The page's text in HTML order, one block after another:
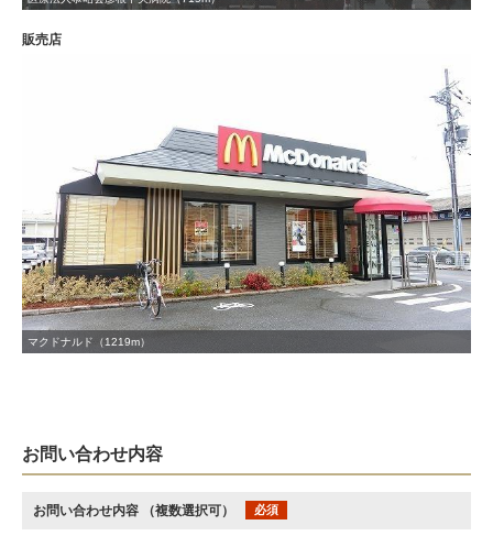
販売店
マクドナルド（1219m）
お問い合わせ内容
お問い合わせ内容 （複数選択可） 必須